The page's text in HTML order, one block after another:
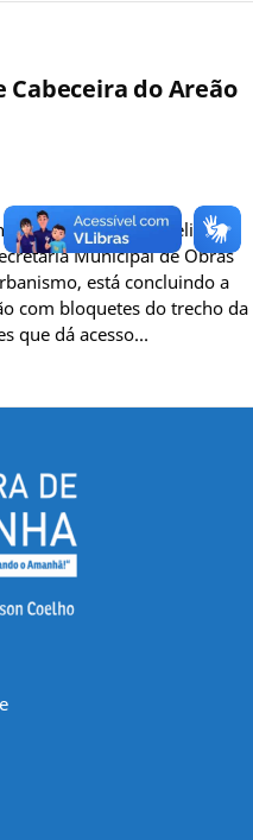
Cabeceira do Areão
a Prefeitura de Capelinha,
Municipal de Obras
está concluindo a
com bloquetes do trecho da
que dá acesso…